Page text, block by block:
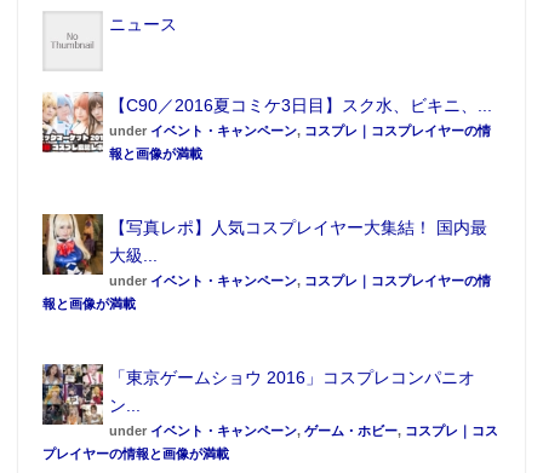
ニュース
【C90／2016夏コミケ3日目】スク水、ビキニ、...
under イベント・キャンペーン, コスプレ｜コスプレイヤーの情
報と画像が満載
【写真レポ】人気コスプレイヤー大集結！ 国内最
大級...
under イベント・キャンペーン, コスプレ｜コスプレイヤーの情
報と画像が満載
「東京ゲームショウ 2016」コスプレコンパニオ
ン...
under イベント・キャンペーン, ゲーム・ホビー, コスプレ｜コス
プレイヤーの情報と画像が満載